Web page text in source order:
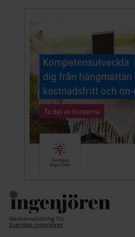
Medlemstidning för
Sveriges Ingenjörer